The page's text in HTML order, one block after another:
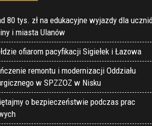
80 tys. zł na edukacyjne wyjazdy dla
i miasta Ulanów
ofiarom pacyfikacji Sigiełek i Łazowa
remontu i modernizacji Oddziału
w SPZZOZ w Nisku
o bezpieczeństwie podczas prac